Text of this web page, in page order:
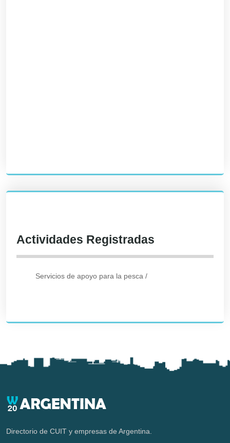
Actividades Registradas
Servicios de apoyo para la pesca /
Directorio de CUIT y empresas de Argentina.